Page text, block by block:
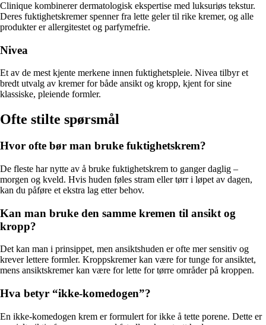
Clinique kombinerer dermatologisk ekspertise med luksuriøs tekstur.
Deres fuktighetskremer spenner fra lette geler til rike kremer, og alle
produkter er allergitestet og parfymefrie.
Nivea
Et av de mest kjente merkene innen fuktighetspleie. Nivea tilbyr et
bredt utvalg av kremer for både ansikt og kropp, kjent for sine
klassiske, pleiende formler.
Ofte stilte spørsmål
Hvor ofte bør man bruke fuktighetskrem?
De fleste har nytte av å bruke fuktighetskrem to ganger daglig –
morgen og kveld. Hvis huden føles stram eller tørr i løpet av dagen,
kan du påføre et ekstra lag etter behov.
Kan man bruke den samme kremen til ansikt og
kropp?
Det kan man i prinsippet, men ansiktshuden er ofte mer sensitiv og
krever lettere formler. Kroppskremer kan være for tunge for ansiktet,
mens ansiktskremer kan være for lette for tørre områder på kroppen.
Hva betyr “ikke-komedogen”?
En ikke-komedogen krem er formulert for ikke å tette porene. Dette er